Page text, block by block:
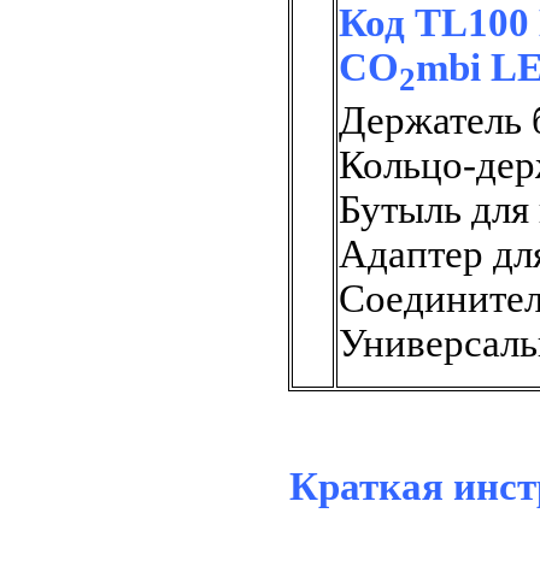
Код TL100
CO2mbi
Держатель
Кольцо-
Бутыль
Адаптер
Краткая